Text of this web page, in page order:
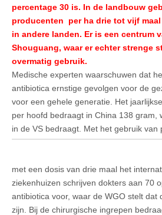
percentage 30 is. In de landbouw
producenten per ha drie tot vijf maal
in andere landen. Er is een centrum
Shouguang, waar er echter strenge
overmatig gebruik.
Medische experten waarschuwen dat
antibiotica ernstige gevolgen voor de
voor een gehele generatie. Het
per hoofd bedraagt in China 138 gram,
in de VS bedraagt. Met het gebruik van
met een dosis van drie maal het
ziekenhuizen schrijven dokters aan 70
antibiotica voor, waar de WGO stelt dat
zijn. Bij de chirurgische ingrepen